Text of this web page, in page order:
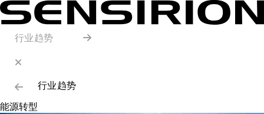
行业趋势
行业趋势
能源转型